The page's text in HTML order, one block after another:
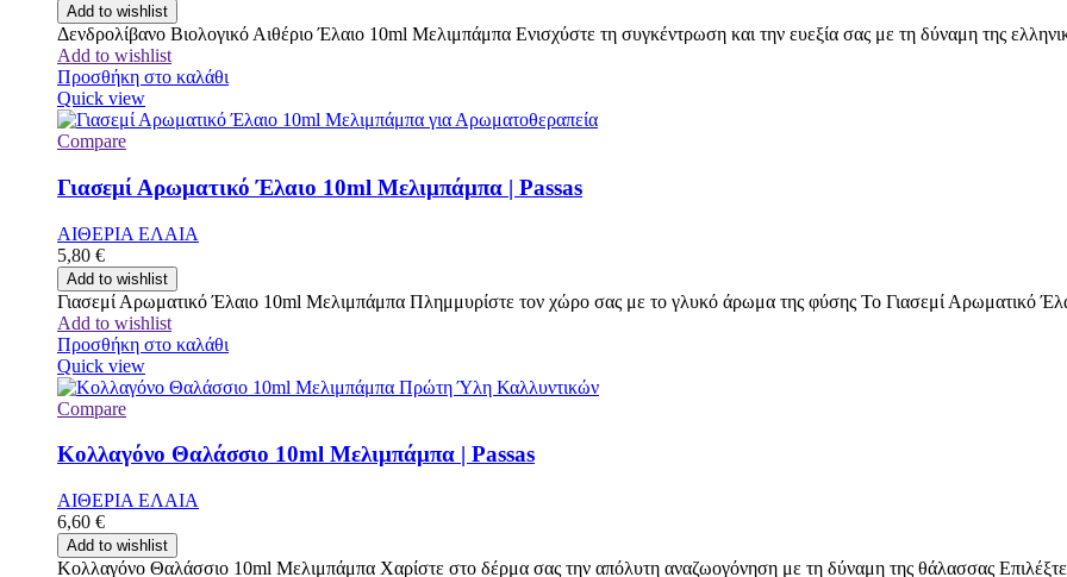
Add to wishlist
Δενδρολίβανο Βιολογικό Αιθέριο Έλαιο 10ml Μελιμπάμπα Ενισχύστε τη συγκέντρωση και την ευεξία σας με τη δύναμη της
Add to wishlist
Προσθήκη στο καλάθι
Quick view
Compare
Γιασεμί Αρωματικό Έλαιο 10ml Μελιμπάμπα | Passas
ΑΙΘΕΡΙΑ ΕΛΑΙΑ
5,80 €
Add to wishlist
Γιασεμί Αρωματικό Έλαιο 10ml Μελιμπάμπα Πλημμυρίστε τον χώρο σας με το γλυκό άρωμα της φύσης Το Γιασεμί Αρωματικό
Add to wishlist
Προσθήκη στο καλάθι
Quick view
Compare
Κολλαγόνο Θαλάσσιο 10ml Μελιμπάμπα | Passas
ΑΙΘΕΡΙΑ ΕΛΑΙΑ
6,60 €
Add to wishlist
Κολλαγόνο Θαλάσσιο 10ml Μελιμπάμπα Χαρίστε στο δέρμα σας την απόλυτη αναζωογόνηση με τη δύναμη της θάλασσας